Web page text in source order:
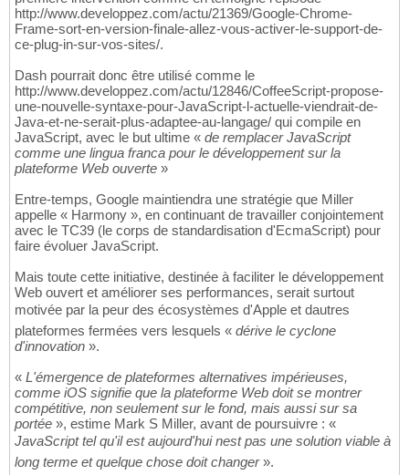
http://www.developpez.com/actu/21369/Google-Chrome-
Frame-sort-en-version-finale-allez-vous-activer-le-support-de-
ce-plug-in-sur-vos-sites/.
Dash pourrait donc être utilisé comme le
http://www.developpez.com/actu/12846/CoffeeScript-propose-
une-nouvelle-syntaxe-pour-JavaScript-l-actuelle-viendrait-de-
Java-et-ne-serait-plus-adaptee-au-langage/ qui compile en
JavaScript, avec le but ultime « de remplacer JavaScript
comme une lingua franca pour le développement sur la
plateforme Web ouverte »
Entre-temps, Google maintiendra une stratégie que Miller
appelle « Harmony », en continuant de travailler conjointement
avec le TC39 (le corps de standardisation d'EcmaScript) pour
faire évoluer JavaScript.
Mais toute cette initiative, destinée à faciliter le développement
Web ouvert et améliorer ses performances, serait surtout
motivée par la peur des écosystèmes d'Apple et dautres
plateformes fermées vers lesquels « dérive le cyclone
d'innovation ».
« L'émergence de plateformes alternatives impérieuses,
comme iOS signifie que la plateforme Web doit se montrer
compétitive, non seulement sur le fond, mais aussi sur sa
portée », estime Mark S Miller, avant de poursuivre : «
JavaScript tel qu'il est aujourd'hui nest pas une solution viable à
long terme et quelque chose doit changer».